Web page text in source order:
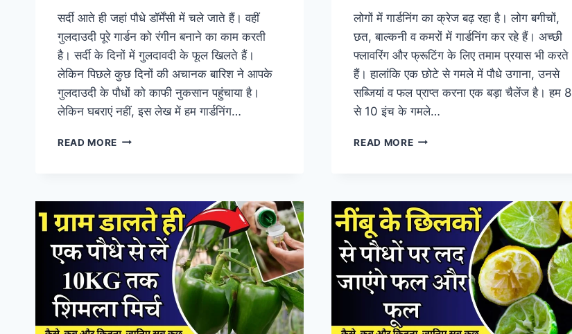
सर्दी आते ही जहां पौधे डॉर्मेंसी में चले जाते हैं। वहीं
गुलदाउदी पूरे गार्डन को रंगीन बनाने का काम करती
है। सर्दी के दिनों में गुलदावदी के फूल खिलते हैं।
लेकिन पिछले कुछ दिनों की अचानक बारिश ने आपके
गुलदाउदी के पौधों को काफी नुकसान पहुंचाया है।
लेकिन घबराएं नहीं, इस लेख में हम गार्डनिंग…
READ MORE सर्दी
हुई
गुलदाउदी,
पौधों
को
बचाने
के
लिए
जड़
में
लोगों में गार्डनिंग का क्रेज बढ़ रहा है। लोग बगीचों,
छत, बाल्कनी व कमरों में गार्डनिंग कर रहे हैं। अच्छी
फ्लावरिंग और फ्रूटिंग के लिए तमाम प्रयास भी करते
हैं। हालांकि एक छोटे से गमले में पौधे उगाना, उनसे
सब्जियां व फल प्राप्त करना एक बड़ा चैलेंज है। हम 8
से 10 इंच के गमले…
READ MOREज्यादा
लिए
पौधों
दिया
है
क्या
है